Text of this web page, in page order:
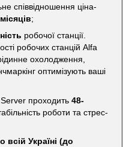
співвідношення ціна-
;
робочої станції.
робочих станцій Alfa
охолодження,
оптимізують ваші
проходить 48-
роботи та стрес-
Україні (до